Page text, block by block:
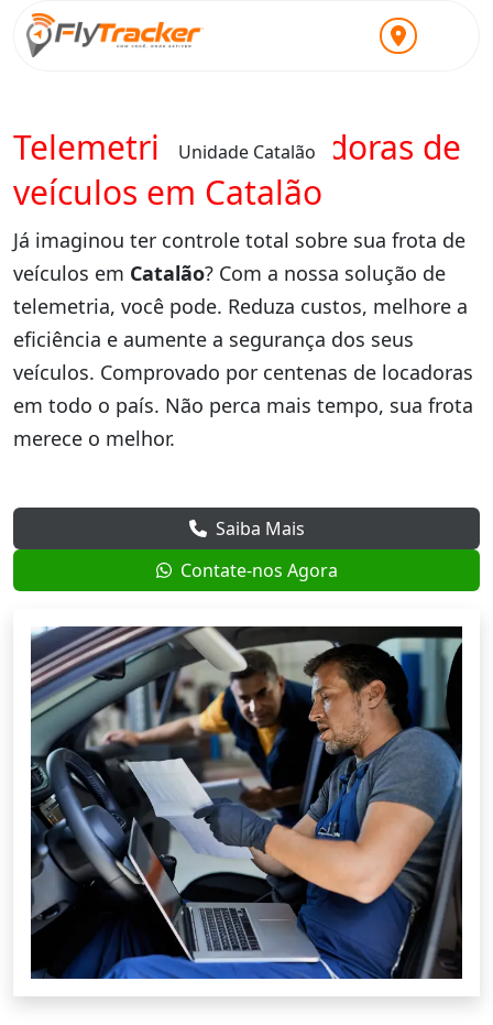
Unidade Catalão
Telemetria para locadoras de
veículos em Catalão
Já imaginou ter controle total sobre sua frota de
veículos em Catalão? Com a nossa solução de
telemetria, você pode. Reduza custos, melhore a
eficiência e aumente a segurança dos seus
veículos. Comprovado por centenas de locadoras
em todo o país. Não perca mais tempo, sua frota
merece o melhor.
Saiba Mais
Contate-nos Agora